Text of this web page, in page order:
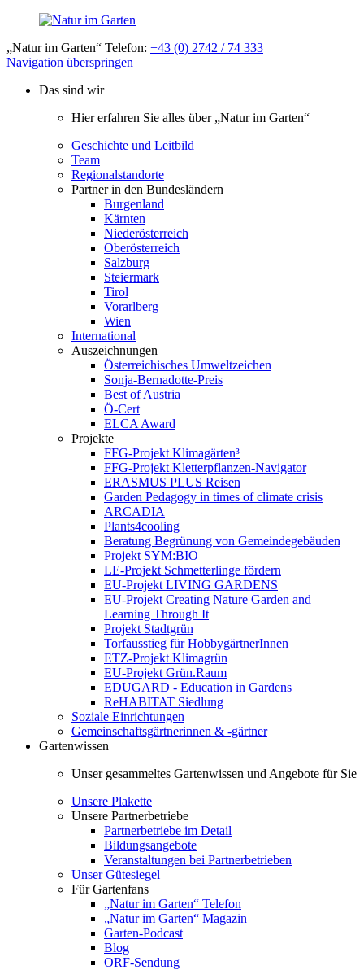
„Natur im Garten“ Telefon: +43 (0) 2742 / 74 333
Navigation überspringen
Das sind wir
Hier erfahren Sie alles über „Natur im Garten“
Geschichte und Leitbild
Team
Regionalstandorte
Partner in den Bundesländern
Burgenland
Kärnten
Niederösterreich
Oberösterreich
Salzburg
Steiermark
Tirol
Vorarlberg
Wien
International
Auszeichnungen
Österreichisches Umweltzeichen
Sonja-Bernadotte-Preis
Best of Austria
Ö-Cert
ELCA Award
Projekte
FFG-Projekt Klimagärten³
FFG-Projekt Kletterpflanzen-Navigator
ERASMUS PLUS Reisen
Garden Pedagogy in times of climate crisis
ARCADIA
Plants4cooling
Beratung Begrünung von Gemeindegebäuden
Projekt SYM:BIO
LE-Projekt Schmetterlinge fördern
EU-Projekt LIVING GARDENS
EU-Projekt Creating Nature Garden and
Learning Through It
Projekt Stadtgrün
Torfausstieg für HobbygärtnerInnen
ETZ-Projekt Klimagrün
EU-Projekt Grün.Raum
EDUGARD - Education in Gardens
ReHABITAT Siedlung
Soziale Einrichtungen
Gemeinschaftsgärtnerinnen & -gärtner
Gartenwissen
Unser gesammeltes Gartenwissen und Angebote für Sie
Unsere Plakette
Unsere Partnerbetriebe
Partnerbetriebe im Detail
Bildungsangebote
Veranstaltungen bei Partnerbetrieben
Unser Gütesiegel
Für Gartenfans
„Natur im Garten“ Telefon
„Natur im Garten“ Magazin
Garten-Podcast
Blog
ORF-Sendung